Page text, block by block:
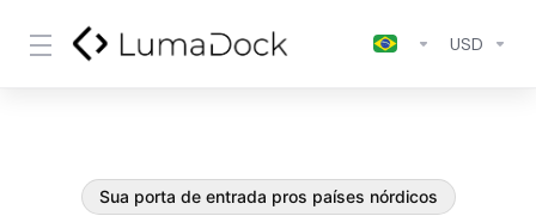
USD
Sua porta de entrada pros países nórdicos